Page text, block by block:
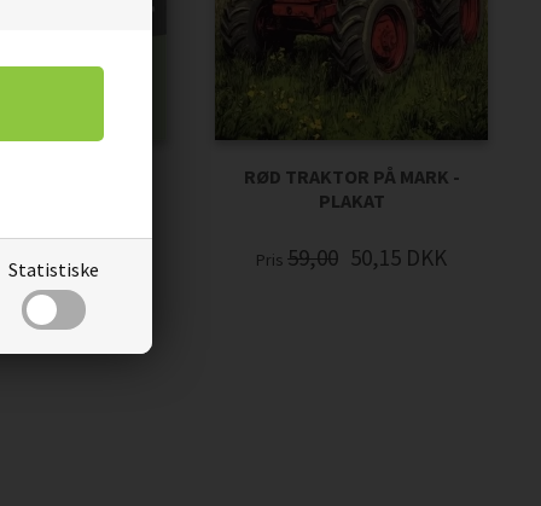
Statistiske
50,15
RØD TRAKTOR PÅ MARK -
PLAKAT
Pris 59,00 50,15 DKK